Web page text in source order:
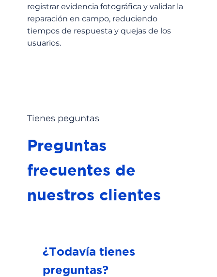
registrar evidencia fotográfica y validar la
reparación en campo, reduciendo
tiempos de respuesta y quejas de los
usuarios.
Tienes peguntas
Preguntas
frecuentes de
nuestros clientes
¿Todavía tienes
preguntas?